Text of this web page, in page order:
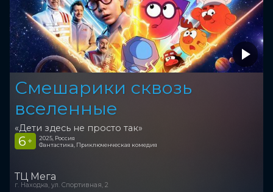
Смешарики сквозь
вселенные
«Дети здесь не просто так»
6 +
2025, Россия
Фантастика, Приключенческая комедия
ТЦ Мега
г. Находка, ул. Спортивная, 2